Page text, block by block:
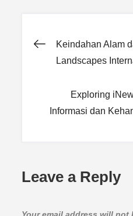
Post
Keindahan Alam
Landscapes
Exploring
Informasi dan
Leave a Reply